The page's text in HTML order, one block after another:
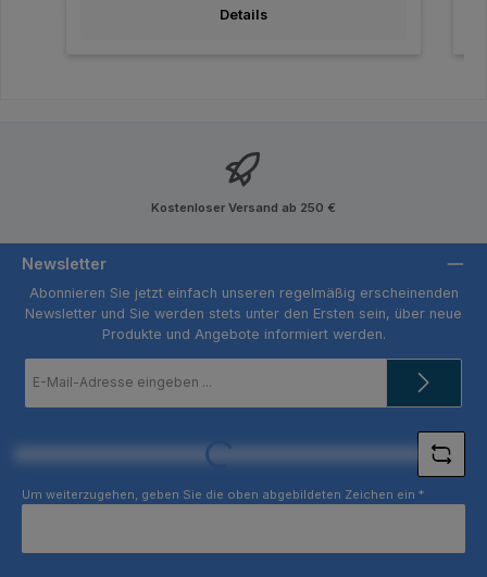
Details
Kostenloser Versand ab 250 €
Newsletter
Abonnieren Sie jetzt einfach unseren regelmäßig erscheinenden
Newsletter und Sie werden stets unter den Ersten sein, über neue
Produkte und Angebote informiert werden.
Mail-
Loading...
Um weiterzugehen, geben Sie die oben abgebildeten Zeichen ein *